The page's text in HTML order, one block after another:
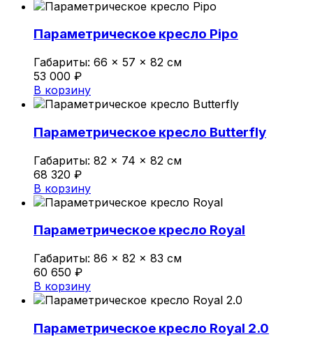
Параметрическое кресло Pipo
Габариты: 66 × 57 × 82 см
53 000 ₽
В корзину
Параметрическое кресло Butterfly
Габариты: 82 × 74 × 82 см
68 320 ₽
В корзину
Параметрическое кресло Royal
Габариты: 86 × 82 × 83 см
60 650 ₽
В корзину
Параметрическое кресло Royal 2.0